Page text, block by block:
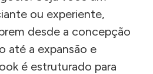
ou experiente,
desde a concepção
até a expansão e
é estruturado para